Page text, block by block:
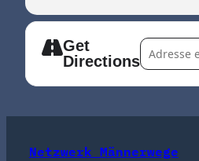
Get
Directions
Address –
Netzwerk Männerwege